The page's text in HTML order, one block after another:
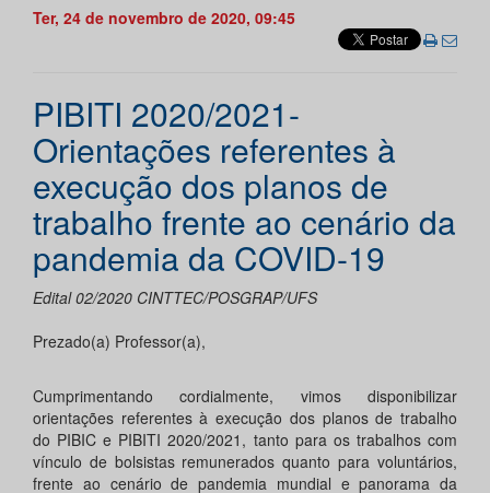
Ter, 24 de novembro de 2020, 09:45
PIBITI 2020/2021-
Orientações referentes à
execução dos planos de
trabalho frente ao cenário da
pandemia da COVID-19
Edital 02/2020 CINTTEC/POSGRAP/UFS
Prezado(a) Professor(a),
Cumprimentando cordialmente, vimos disponibilizar
orientações referentes à execução dos planos de trabalho
do PIBIC e PIBITI 2020/2021, tanto para os trabalhos com
vínculo de bolsistas remunerados quanto para voluntários,
frente ao cenário de pandemia mundial e panorama da